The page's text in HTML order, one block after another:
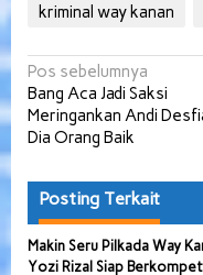
kriminal way kanan
Navigasi
pos
Pos sebelumnya
Bang Aca Jadi Saksi
Meringankan Andi
Dia Orang Baik
Posting Terkait
Makin Seru Pilkada Way
Yozi Rizal Siap